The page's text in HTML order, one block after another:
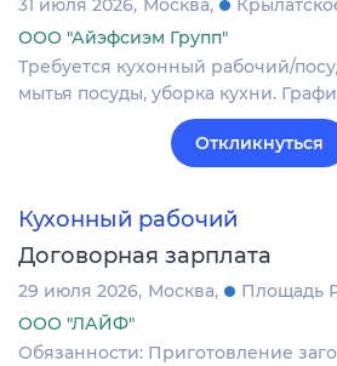
31 июля 2026 Москва
ООО "Айэфсиэм Групп"
Требуется кухонный рабочий/
мытья посуды, уборка кухни.
Откликнуться
Кухонный рабочий
Договорная зарплата
29 июля 2026 Москва
Площадь
ООО "ЛАЙФ"
Обязанности: Приготовление